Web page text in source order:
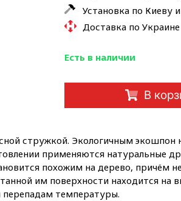
Установка по Киеву
Доставка по Украине
Есть в наличии
В
стружкой. Экологичным
применяются натуральные
похожим на дерево, причём
им поверхности находится на
температуры.